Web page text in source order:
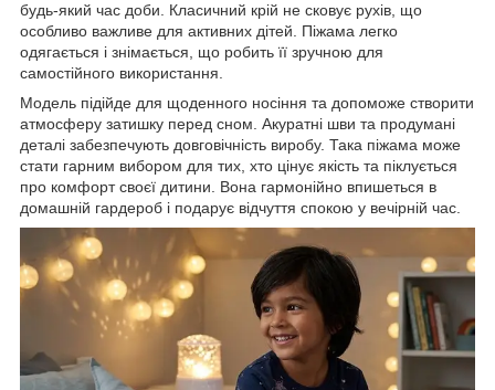
будь-який час доби. Класичний крій не сковує рухів, що
особливо важливе для активних дітей. Піжама легко
одягається і знімається, що робить її зручною для
самостійного використання.
Модель підійде для щоденного носіння та допоможе створити
атмосферу затишку перед сном. Акуратні шви та продумані
деталі забезпечують довговічність виробу. Така піжама може
стати гарним вибором для тих, хто цінує якість та піклується
про комфорт своєї дитини. Вона гармонійно впишеться в
домашній гардероб і подарує відчуття спокою у вечірній час.